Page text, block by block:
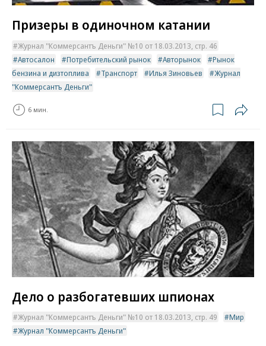
Призеры в одиночном катании
Журнал "Коммерсантъ Деньги" №10 от 18.03.2013, стр. 46
Автосалон
Потребительский рынок Авторынок
Рынок
бензина и дизтоплива
Транспорт Илья Зиновьев
Журнал
"Коммерсантъ Деньги"
6 мин.
Дело о разбогатевших шпионах
Журнал "Коммерсантъ Деньги" №10 от 18.03.2013, стр. 49
Мир
Журнал "Коммерсантъ Деньги"